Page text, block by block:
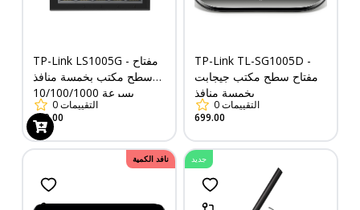
TP-Link LS1005G - مفتاح
سطح مكتب بخمسة منافذ
بسرعة 10/100/1000
ميجابت في الثانية
0التقييمات
649.00
TP-Link TL-SG1005D -
مفتاح سطح مكتب جيجابت
بخمسة منافذ
0التقييمات
699.00
نافد الكمية جديد